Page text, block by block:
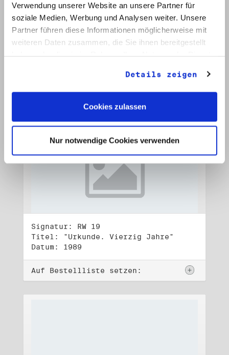
Verwendung unserer Website an unsere Partner für
soziale Medien, Werbung und Analysen weiter. Unsere
Partner führen diese Informationen möglicherweise mit
weiteren Daten zusammen, die Sie ihnen bereitgestellt
Details zeigen
Cookies zulassen
Nur notwendige Cookies verwenden
Signatur: RW 18
Titel: "Ostkreuz"
Datum: 1989
Signatur: RW 19
Titel: "Urkunde. Vierzig Jahre"
Datum: 1989
Auf Bestellliste setzen: